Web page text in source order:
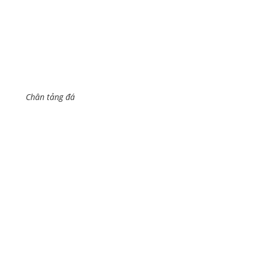
Chân tảng đá